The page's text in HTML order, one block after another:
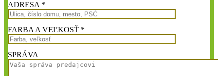
ADRESA *
FARBA A VEĽKOSŤ *
SPRÁVA